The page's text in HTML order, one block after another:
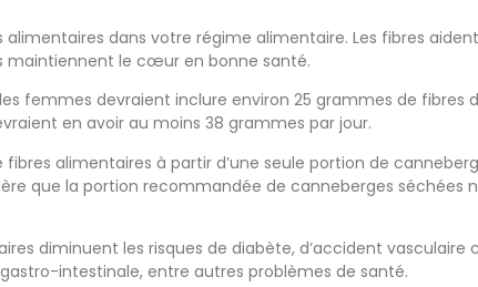
alimentaires dans votre régime alimentaire. Les fibres
maintiennent le cœur en bonne santé.
femmes devraient inclure environ 25 grammes de fibres
en avoir au moins 38 grammes par jour.
alimentaires à partir d’une seule portion de
que la portion recommandée de canneberges séchées
diminuent les risques de diabète, d’accident vasculaire
intestinale, entre autres problèmes de santé.